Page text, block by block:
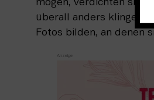
mögen, verdichten sie
überall anders klingen,
Fotos bilden, an denen